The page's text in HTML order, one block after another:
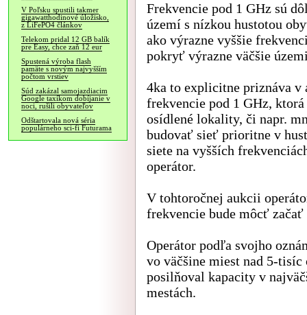
V Poľsku spustili takmer
gigawatthodinové úložisko,
z LiFePO4 článkov
Telekom pridal 12 GB balík
pre Easy, chce zaň 12 eur
Spustená výroba flash
pamäte s novým najvyšším
počtom vrstiev
Súd zakázal samojazdiacim
Google taxíkom dobíjanie v
noci, rušili obyvateľov
Odštartovala nová séria
populárneho sci-fi Futurama
Frekvencie pod 1 GHz sú
území s nízkou hustotou
ako výrazne vyššie
pokryť výrazne väčšie
4ka to explicitne priznáva v
frekvencie pod 1 GHz,
osídlené lokality, či napr.
budovať sieť prioritne v
siete na vyšších
operátor.
V tohtoročnej aukcii
frekvencie bude môcť
Operátor podľa svojho
vo väčšine miest nad 5-
posilňoval kapacity v
mestách.